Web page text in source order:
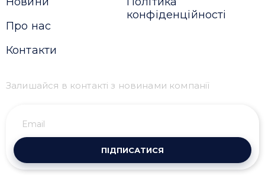
Про нас
Контакти
конфіденційності
Залишайся в контакті з новинами компанії
ПІДПИСАТИСЯ